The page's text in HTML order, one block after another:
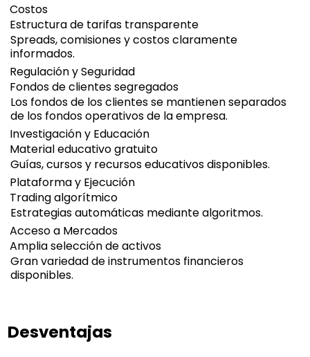
Costos
Estructura de tarifas transparente
Spreads, comisiones y costos claramente
informados.
Regulación y Seguridad
Fondos de clientes segregados
Los fondos de los clientes se mantienen separados
de los fondos operativos de la empresa.
Investigación y Educación
Material educativo gratuito
Guías, cursos y recursos educativos disponibles.
Plataforma y Ejecución
Trading algorítmico
Estrategias automáticas mediante algoritmos.
Acceso a Mercados
Amplia selección de activos
Gran variedad de instrumentos financieros
disponibles.
Desventajas